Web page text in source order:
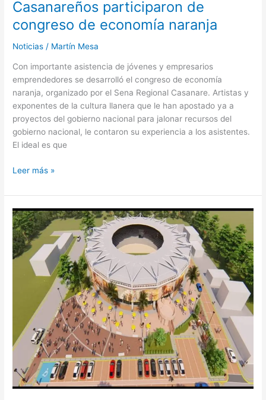
Casanareños participaron de
congreso de economía naranja
Noticias / Martín Mesa
Con importante asistencia de jóvenes y empresarios
emprendedores se desarrolló el congreso de economía
naranja, organizado por el Sena Regional Casanare. Artistas y
exponentes de la cultura llanera que le han apostado ya a
proyectos del gobierno nacional para jalonar recursos del
gobierno nacional, le contaron su experiencia a los asistentes.
El ideal es que
Leer más »
PLAZA
DE
TOROS
DIMAS
AVELLA,
REMODELADA